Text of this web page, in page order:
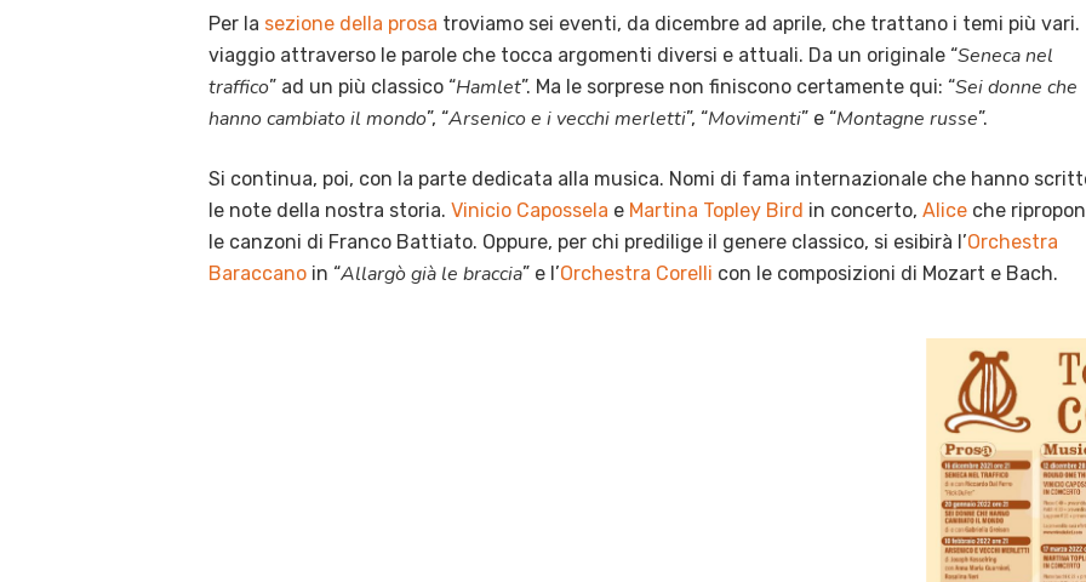
Per la sezione della prosa troviamo sei eventi, da dicembre ad aprile, che trattano i temi più vari.
viaggio attraverso le parole che tocca argomenti diversi e attuali. Da un originale “Seneca nel
traffico” ad un più classico “Hamlet”. Ma le sorprese non finiscono certamente qui: “Sei donne che
hanno cambiato il mondo”, “Arsenico e i vecchi merletti”, “Movimenti” e “Montagne russe”.
Si continua, poi, con la parte dedicata alla musica. Nomi di fama internazionale che hanno
le note della nostra storia. Vinicio Capossela e Martina Topley Bird in concerto, Alice che
le canzoni di Franco Battiato. Oppure, per chi predilige il genere classico, si esibirà l’Orchestra
Baraccano in “Allargò già le braccia” e l’Orchestra Corelli con le composizioni di Mozart e Bach.